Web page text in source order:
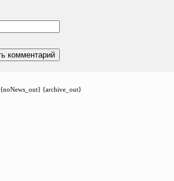
{noNews_out} {archive_out}